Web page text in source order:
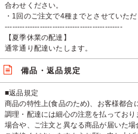
合わせください。
・1回のご注文で4種までとさせていただ
-----------------------------------------------
【夏季休業の配達】
通常通り配達いたします。
備品・返品規定
■返品規定
商品の特性上(食品のため)、お客様都合
調理・配達には細心の注意を払ってお
場合や、ご注文と異なる商品が届いた